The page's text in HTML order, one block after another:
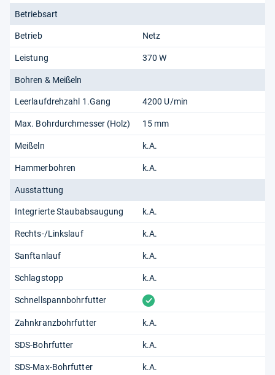
Betriebsart
Betrieb Netz
Leistung 370 W
Bohren & Meißeln
Leerlaufdrehzahl 1.Gang 4200 U/min
Max. Bohrdurchmesser (Holz) 15 mm
Meißeln k.A.
Hammerbohren k.A.
Ausstattung
Integrierte Staubabsaugung k.A.
Rechts-/Linkslauf k.A.
Sanftanlauf k.A.
Schlagstopp k.A.
Schnellspannbohrfutter vorhanden
Zahnkranzbohrfutter k.A.
SDS-Bohrfutter k.A.
SDS-Max-Bohrfutter k.A.